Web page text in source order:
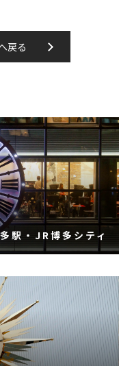
戻る
駅・JR博多シティ